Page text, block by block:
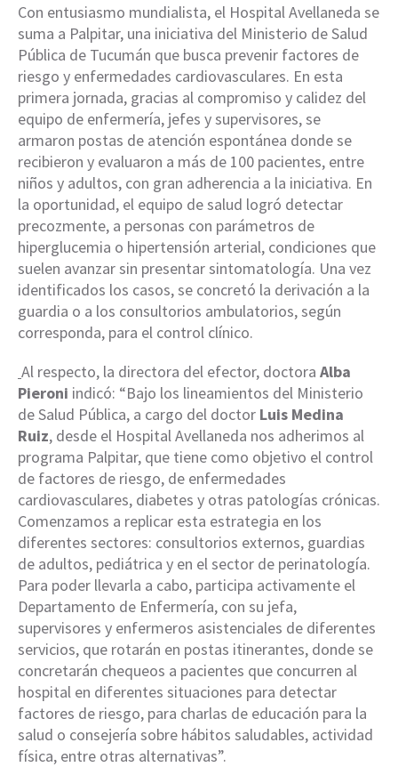
Con entusiasmo mundialista, el Hospital Avellaneda se
suma a Palpitar, una iniciativa del Ministerio de Salud
Pública de Tucumán que busca prevenir factores de
riesgo y enfermedades cardiovasculares. En esta
primera jornada, gracias al compromiso y calidez del
equipo de enfermería, jefes y supervisores, se
armaron postas de atención espontánea donde se
recibieron y evaluaron a más de 100 pacientes, entre
niños y adultos, con gran adherencia a la iniciativa. En
la oportunidad, el equipo de salud logró detectar
precozmente, a personas con parámetros de
hiperglucemia o hipertensión arterial, condiciones que
suelen avanzar sin presentar sintomatología. Una vez
identificados los casos, se concretó la derivación a la
guardia o a los consultorios ambulatorios, según
corresponda, para el control clínico.
Al respecto, la directora del efector, doctora Alba
Pieroni indicó: “Bajo los lineamientos del Ministerio
de Salud Pública, a cargo del doctor Luis Medina
Ruiz, desde el Hospital Avellaneda nos adherimos al
programa Palpitar, que tiene como objetivo el control
de factores de riesgo, de enfermedades
cardiovasculares, diabetes y otras patologías crónicas.
Comenzamos a replicar esta estrategia en los
diferentes sectores: consultorios externos, guardias
de adultos, pediátrica y en el sector de perinatología.
Para poder llevarla a cabo, participa activamente el
Departamento de Enfermería, con su jefa,
supervisores y enfermeros asistenciales de diferentes
servicios, que rotarán en postas itinerantes, donde se
concretarán chequeos a pacientes que concurren al
hospital en diferentes situaciones para detectar
factores de riesgo, para charlas de educación para la
salud o consejería sobre hábitos saludables, actividad
física, entre otras alternativas”.